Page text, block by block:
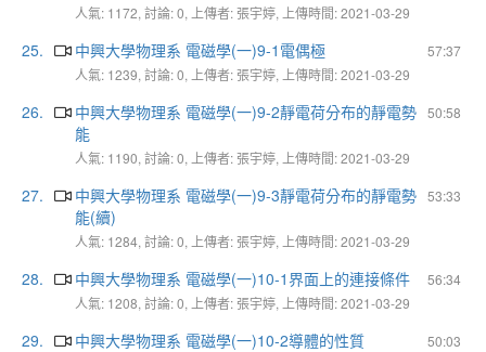
人氣: 1172, 討論: 0, 上傳者: 張宇婷, 上傳時間: 2021-03-29
25. 57:37
中興大學物理系 電磁學(一)9-1電偶極
人氣: 1239, 討論: 0, 上傳者: 張宇婷, 上傳時間: 2021-03-29
26. 50:58
中興大學物理系 電磁學(一)9-2靜電荷分布的靜電勢
能
人氣: 1190, 討論: 0, 上傳者: 張宇婷, 上傳時間: 2021-03-29
27. 53:33
中興大學物理系 電磁學(一)9-3靜電荷分布的靜電勢
能(續)
人氣: 1284, 討論: 0, 上傳者: 張宇婷, 上傳時間: 2021-03-29
28. 56:34
中興大學物理系 電磁學(一)10-1界面上的連接條件
人氣: 1208, 討論: 0, 上傳者: 張宇婷, 上傳時間: 2021-03-29
29. 50:03
中興大學物理系 電磁學(一)10-2導體的性質